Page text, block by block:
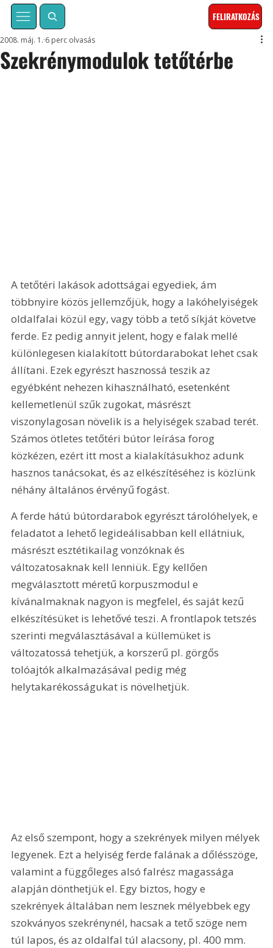
FELIRATKOZÁS
Szekrénymodulok tetőtérbe
2008. máj. 1. 6 perc olvasás
A tetőtéri lakások adottságai egyediek, ám
többnyire közös jellemzőjük, hogy a lakóhelyiségek
oldalfalai közül egy, vagy több a tető síkját követve
ferde. Ez pedig annyit jelent, hogy e falak mellé
különlegesen kialakított bútordarabokat lehet csak
állítani. Ezek egyrészt hasznossá teszik az
egyébként nehezen kihasználható, esetenként
kellemetlenül szűk zugokat, másrészt
viszonylagosan növelik is a helyiségek szabad terét.
Számos ötletes tetőtéri bútor leírása forog
közkézen, ezért itt most a kialakításukhoz adunk
hasznos tanácsokat, és az elkészítéséhez is közlünk
néhány általános érvényű fogást.
A ferde hátú bútordarabok egyrészt tárolóhelyek, e
feladatot a lehető legideálisabban kell ellátniuk,
másrészt esztétikailag vonzóknak és
változatosaknak kell lenniük. Egy kellően
megválasztott méretű korpuszmodul e
kívánalmaknak nagyon is megfelel, és saját kezű
elkészítésüket is lehetővé teszi. A frontlapok tetszés
szerinti megválasztásával a küllemüket is
változatossá tehetjük, a korszerű pl. görgős
tolóajtók alkalmazásával pedig még
helytakarékosságukat is növelhetjük.
Az első szempont, hogy a szekrények milyen mélyek
legyenek. Ezt a helyiség ferde falának a dőlésszöge,
valamint a függőleges alsó falrész magassága
alapján dönthetjük el. Egy biztos, hogy e
szekrények általában nem lesznek mélyebbek egy
szokványos szekrénynél, hacsak a tető szöge nem
túl lapos, és az oldalfal túl alacsony, pl. 400 mm.